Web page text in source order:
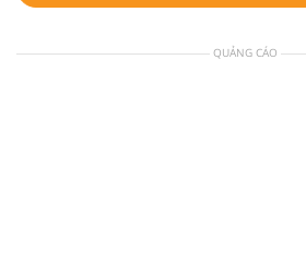
QUẢNG CÁO